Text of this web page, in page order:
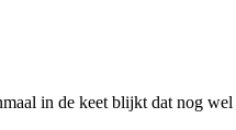
in de keet blijkt dat nog